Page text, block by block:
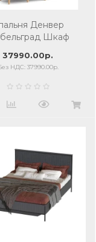
Денвер
Шкаф
37990.00р.
НДС: 37990.00р.